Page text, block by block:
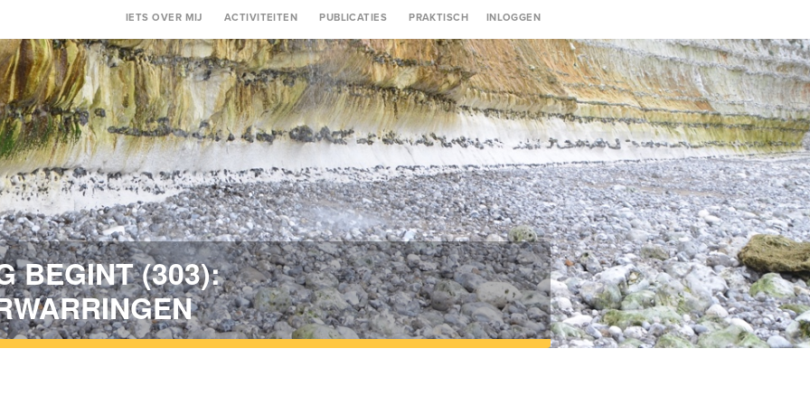
Gebruikersmenu
INLOGGEN
Main
navigation
IETS OVER MIJ ACTIVITEITEN PUBLICATIES PRAKTISCH
BEGINT (303):